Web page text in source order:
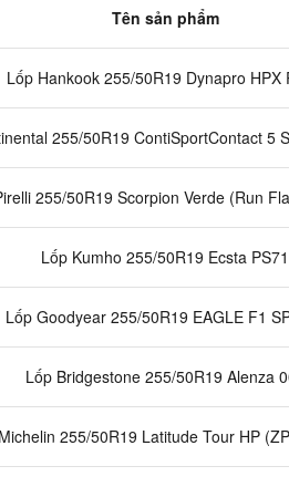
Tên sản phẩm
Lốp Hankook 255/50R19 Dynapro HPX
255/50R19 ContiSportContact 5
255/50R19 Scorpion Verde (Run
Lốp Kumho 255/50R19 Ecsta PS71
Lốp Goodyear 255/50R19 EAGLE F1
Lốp Bridgestone 255/50R19 Alenza
255/50R19 Latitude Tour HP